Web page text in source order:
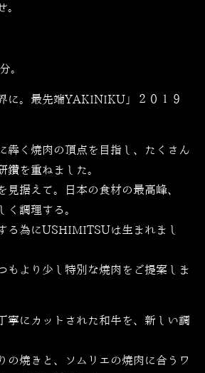
。
。
に。最先端YAKINIKU」２０１９
犇く焼肉の頂点を目指し、たくさん
鑽を重ねました。
据えて。日本の食材の最高峰、
く調理する。
る為にUSHIMITSUは生まれまし
もより少し特別な焼肉をご提案しま
にカットされた和牛を、新しい調
の焼きと、ソムリエの焼肉に合うワ